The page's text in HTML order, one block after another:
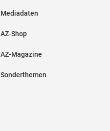
Mediadaten
AZ-Shop
AZ-Magazine
Sonderthemen